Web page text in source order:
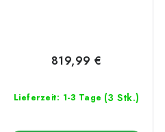
Lieferzeit: 1-3 Tage (3 Stk.)
819,99 €